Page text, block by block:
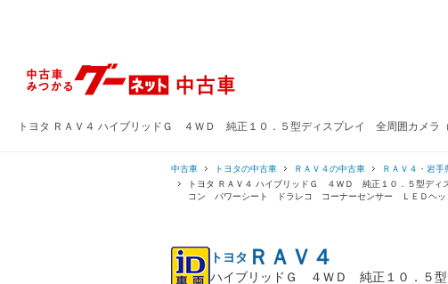
トヨタ ＲＡＶ４ ハイブリッドＧ ４ＷＤ 純正１０．５型ディスプレイ 全周囲カメラ
中古車 トヨタの中古車 ＲＡＶ４の中古車 ＲＡＶ４・岩手
トヨタ ＲＡＶ４ ハイブリッドＧ ４ＷＤ 純正１０．５型デ
コン パワーシート ドラレコ コーナーセンサー ＬＥＤヘッ
トヨタ ＲＡＶ４
ハイブリッドＧ ４ＷＤ 純正１０．５